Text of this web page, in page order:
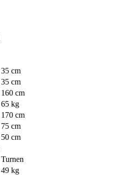
35 cm
35 cm
160 cm
65 kg
170 cm
75 cm
50 cm
Turnen
49 kg